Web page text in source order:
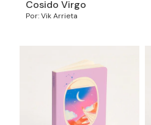
Cosido Virgo
Por: Vik Arrieta